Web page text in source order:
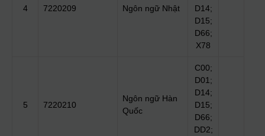
4 7220209 Ngôn ngữ Nhật
D14;
D15;
D66;
X78
5 7220210
Ngôn ngữ Hàn
Quốc
C00;
D01;
D14;
D15;
D66;
DD2;